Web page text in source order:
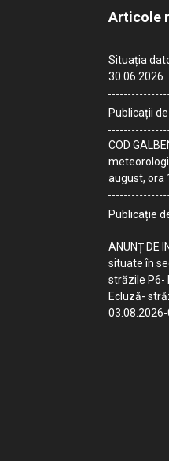
Articole
Situația
30.06.2026
Publicații
COD
august, ora
Publicație
ANUNȚ DE
situate în
străzile P6-
Ecluză-